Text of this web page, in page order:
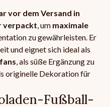
vor dem Versand in
verpackt, um maximale
zu gewährleisten. Er
und eignet sich ideal als
, als süße Ergänzung zu
originelle Dekoration für
Fußball-